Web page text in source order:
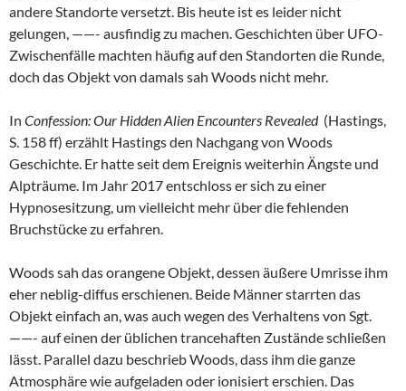
andere Standorte versetzt. Bis heute ist es leider nicht
gelungen, ——- ausfindig zu machen. Geschichten über UFO-
Zwischenfälle machten häufig auf den Standorten die Runde,
doch das Objekt von damals sah Woods nicht mehr.
In Confession: Our Hidden Alien Encounters Revealed(Hastings,
S. 158 ff) erzählt Hastings den Nachgang von Woods
Geschichte. Er hatte seit dem Ereignis weiterhin Ängste und
Alpträume. Im Jahr 2017 entschloss er sich zu einer
Hypnosesitzung, um vielleicht mehr über die fehlenden
Bruchstücke zu erfahren.
Woods sah das orangene Objekt, dessen äußere Umrisse ihm
eher neblig-diffus erschienen. Beide Männer starrten das
Objekt einfach an, was auch wegen des Verhaltens von Sgt.
——- auf einen der üblichen trancehaften Zustände schließen
lässt. Parallel dazu beschrieb Woods, dass ihm die ganze
Atmosphäre wie aufgeladen oder ionisiert erschien. Das